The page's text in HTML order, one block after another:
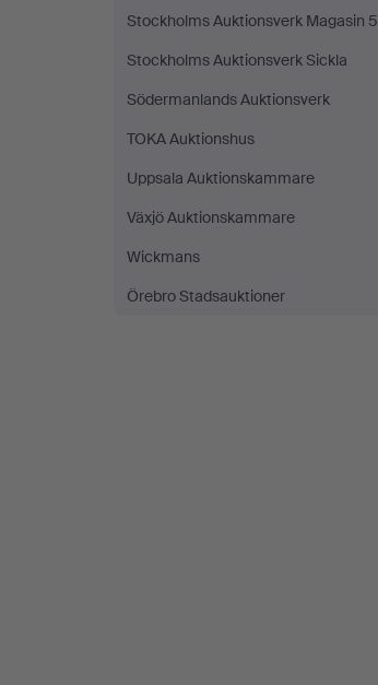
Stockholms Auktionsverk Magasin 5
Stockholms Auktionsverk Sickla
Södermanlands Auktionsverk
TOKA Auktionshus
Uppsala Auktionskammare
Växjö Auktionskammare
Wickmans
Örebro Stadsauktioner